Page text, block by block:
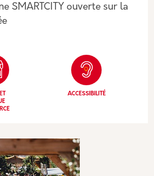
SMARTCITY ouverte sur la
ACCESSIBILITÉ